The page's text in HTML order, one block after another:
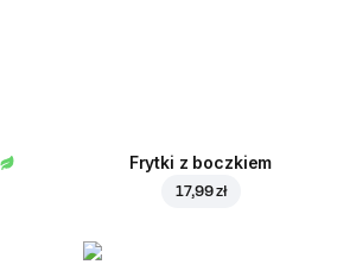
Frytki z boczkiem
17,99 zł